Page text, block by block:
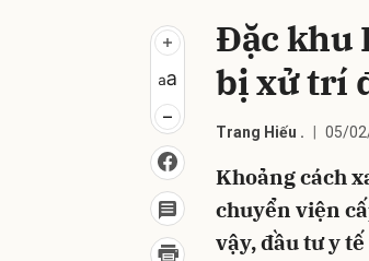
Đặc khu
bị xử trí
Trang Hiếu . 05/
Khoảng cách
chuyển viện
vậy, đầu tư y